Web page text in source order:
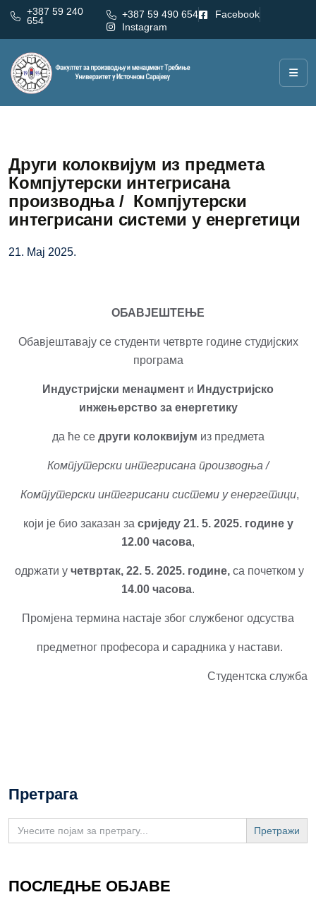
+387 59 240
654
+387 59 490 654
Facebook
Instagram
Други колоквијум из предмета
Компјутерски интегрисана
производња / Компјутерски
интегрисани системи у енергетици
21. Мај 2025.
ОБАВЈЕШТЕЊЕ
Обавјештавају се студенти четврте године студијских
програма
Индустријски менаџмент и Индустријско
инжењерство за енергетику
да ће се други колоквијум из предмета
Компјутерски интегрисана производња /
Компјутерски интегрисани системи у енергетици,
који је био заказан за сриједу 21. 5. 2025. годинеу
12.00 часова,
одржати у четвртак, 22. 5. 2025. године, са почетком у
14.00 часова.
Промјена термина настаје због службеног одсуства
предметног професора и сарадника у настави.
Студентска служба
Претрага
Search
for:
ПОСЛЕДЊЕ ОБЈАВЕ